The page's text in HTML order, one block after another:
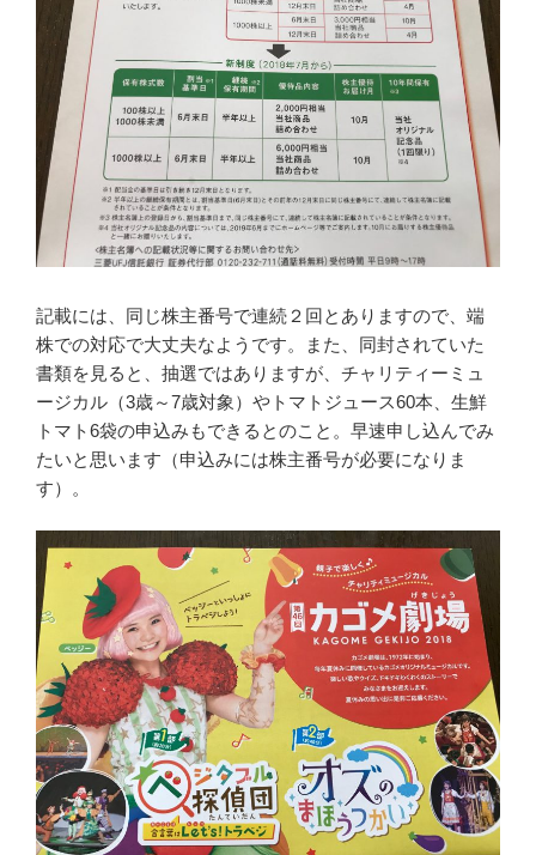
記載には、同じ株主番号で連続２回とありますので、端
株での対応で大丈夫なようです。また、同封されていた
書類を見ると、抽選ではありますが、チャリティーミュ
ージカル（3歳～7歳対象）やトマトジュース60本、生鮮
トマト6袋の申込みもできるとのこと。早速申し込んでみ
たいと思います（申込みには株主番号が必要になりま
す）。